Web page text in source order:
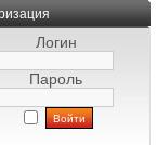
Логин
Пароль